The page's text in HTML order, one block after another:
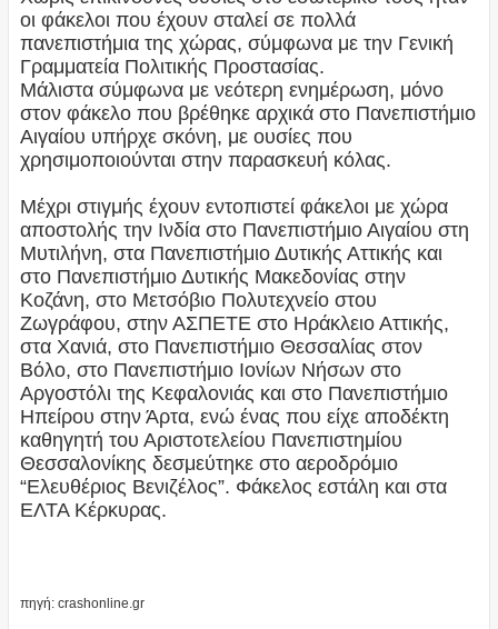
οι φάκελοι που έχουν σταλεί σε πολλά
πανεπιστήμια της χώρας, σύμφωνα με την Γενική
Γραμματεία Πολιτικής Προστασίας.
Μάλιστα σύμφωνα με νεότερη ενημέρωση, μόνο
στον φάκελο που βρέθηκε αρχικά στο Πανεπιστήμιο
Αιγαίου υπήρχε σκόνη, με ουσίες που
χρησιμοποιούνται στην παρασκευή κόλας.
Μέχρι στιγμής έχουν εντοπιστεί φάκελοι με χώρα
αποστολής την Ινδία στο Πανεπιστήμιο Αιγαίου στη
Μυτιλήνη, στα Πανεπιστήμιο Δυτικής Αττικής και
στο Πανεπιστήμιο Δυτικής Μακεδονίας στην
Κοζάνη, στο Μετσόβιο Πολυτεχνείο στου
Ζωγράφου, στην ΑΣΠΕΤΕ στο Ηράκλειο Αττικής,
στα Χανιά, στο Πανεπιστήμιο Θεσσαλίας στον
Βόλο, στο Πανεπιστήμιο Ιονίων Νήσων στο
Αργοστόλι της Κεφαλονιάς και στο Πανεπιστήμιο
Ηπείρου στην Άρτα, ενώ ένας που είχε αποδέκτη
καθηγητή του Αριστοτελείου Πανεπιστημίου
Θεσσαλονίκης δεσμεύτηκε στο αεροδρόμιο
“Ελευθέριος Βενιζέλος”. Φάκελος εστάλη και στα
ΕΛΤΑ Κέρκυρας.
πηγή: crashonline.gr